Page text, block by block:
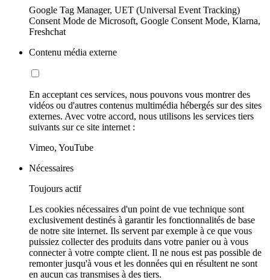
Google Tag Manager, UET (Universal Event Tracking)
Consent Mode de Microsoft, Google Consent Mode, Klarna,
Freshchat
Contenu média externe
En acceptant ces services, nous pouvons vous montrer des
vidéos ou d'autres contenus multimédia hébergés sur des sites
externes. Avec votre accord, nous utilisons les services tiers
suivants sur ce site internet :
Vimeo, YouTube
Nécessaires
Toujours actif
Les cookies nécessaires d'un point de vue technique sont
exclusivement destinés à garantir les fonctionnalités de base
de notre site internet. Ils servent par exemple à ce que vous
puissiez collecter des produits dans votre panier ou à vous
connecter à votre compte client. Il ne nous est pas possible de
remonter jusqu'à vous et les données qui en résultent ne sont
en aucun cas transmises à des tiers.